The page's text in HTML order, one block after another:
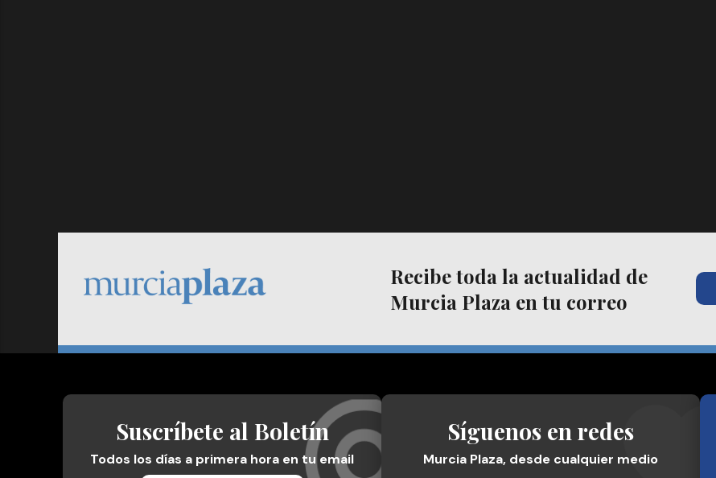
Recibe toda la actualidad de
Murcia Plaza en tu correo
Suscríbete al Boletín
Todos los días a primera hora en tu email
Síguenos en redes
Murcia Plaza, desde cualquier medio